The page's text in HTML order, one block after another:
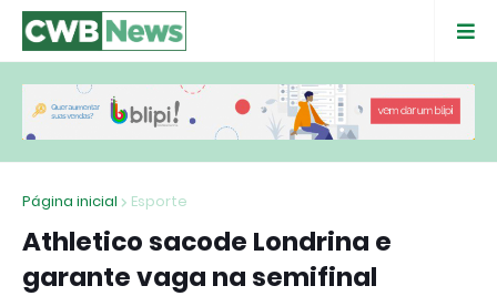
Página inicial Esporte
Athletico sacode Londrina e
garante vaga na semifinal